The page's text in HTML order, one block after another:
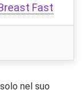
Fast
nel suo